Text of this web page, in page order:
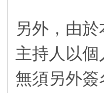
另外，由
主持人以
無須另外